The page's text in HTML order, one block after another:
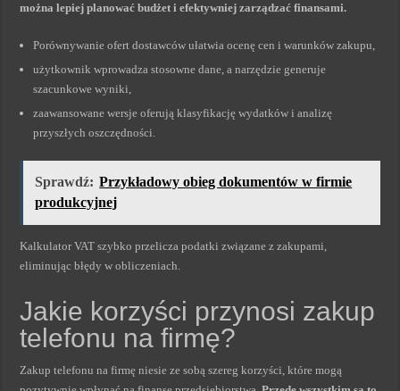
można lepiej planować budżet i efektywniej zarządzać finansami.
Porównywanie ofert dostawców ułatwia ocenę cen i warunków zakupu,
użytkownik wprowadza stosowne dane, a narzędzie generuje
szacunkowe wyniki,
zaawansowane wersje oferują klasyfikację wydatków i analizę
przyszłych oszczędności.
Sprawdź: Przykładowy obieg dokumentów w firmie
produkcyjnej
Kalkulator VAT szybko przelicza podatki związane z zakupami,
eliminując błędy w obliczeniach.
Jakie korzyści przynosi zakup
telefonu na firmę?
Zakup telefonu na firmę niesie ze sobą szereg korzyści, które mogą